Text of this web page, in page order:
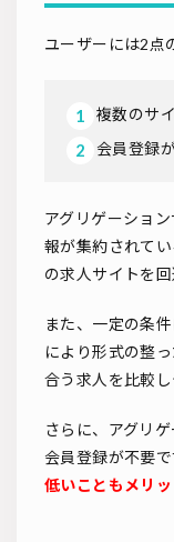
ユーザーには2点
複数のサ
会員登録
アグリゲーショ
報が集約されて
の求人サイトを
また、一定の条
により形式の整
合う求人を比較し
さらに、アグリ
会員登録が不要で
低いこともメリッ